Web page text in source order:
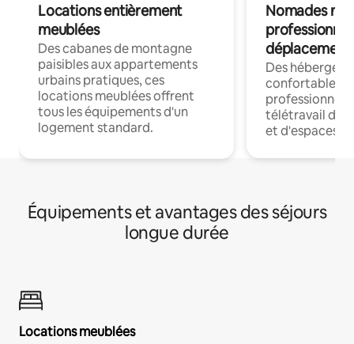
Locations entièrement
meublées
Des cabanes de montagne
paisibles aux appartements
urbains pratiques, ces
locations meublées offrent
tous les équipements d'un
logement standard.
Nomades
déplacement
Des
confortables
professionnels
télétravail
et d'espaces
Équipements et avantages des séjours
longue durée
Locations meublées